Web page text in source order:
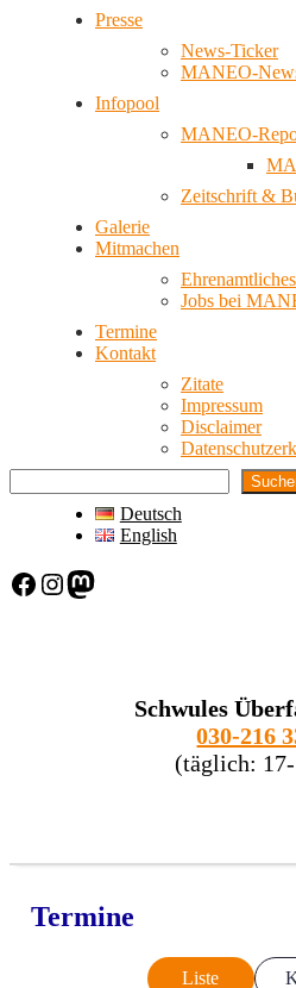
Presse
News-Ticker
MANEO-
Infopool
MANEO-
Zeitschrift &
Galerie
Mitmachen
Jobs bei
Termine
Kontakt
Zitate
Impressum
Disclaimer
Deutsch
English
Facebook Instagram Mastodon
Schwules
030-216
(täglich:
Termine
Liste